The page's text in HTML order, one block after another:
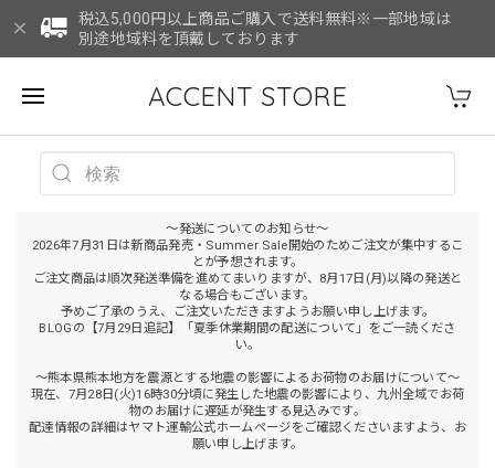
税込5,000円以上商品ご購入で送料無料※一部地域は
別途地域料を頂戴しております
ACCENT STORE
～発送についてのお知らせ～
2026年7月31日は新商品発売・Summer Sale開始のためご注文が集中するこ
とが予想されます。
ご注文商品は順次発送準備を進めてまいりますが、8月17日(月)以降の発送と
なる場合もございます。
予めご了承のうえ、ご注文いただきますようお願い申し上げます。
BLOGの【7月29日追記】「夏季休業期間の配送について」をご一読くださ
い。
～熊本県熊本地方を震源とする地震の影響によるお荷物のお届けについて～
現在、7月28日(火)16時30分頃に発生した地震の影響により、九州全域でお荷
物のお届けに遅延が発生する見込みです。
配達情報の詳細はヤマト運輸公式ホームページをご確認くださいますよう、お
願い申し上げます。